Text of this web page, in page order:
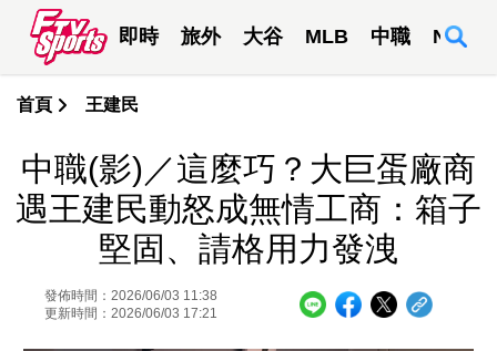
即時 旅外 大谷 MLB 中職 NBA
首頁 王建民
中職(影)／這麼巧？大巨蛋廠商
遇王建民動怒成無情工商：箱子
堅固、請格用力發洩
發佈時間：2026/06/03 11:38
更新時間：2026/06/03 17:21